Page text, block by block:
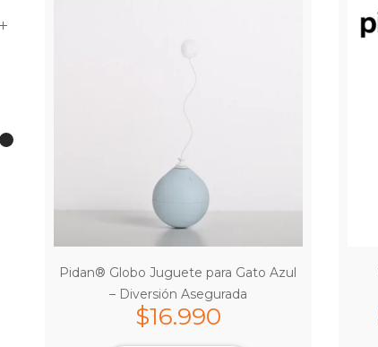
Pidan® Globo Juguete para Gato Azul
– Diversión Asegurada
$16.990